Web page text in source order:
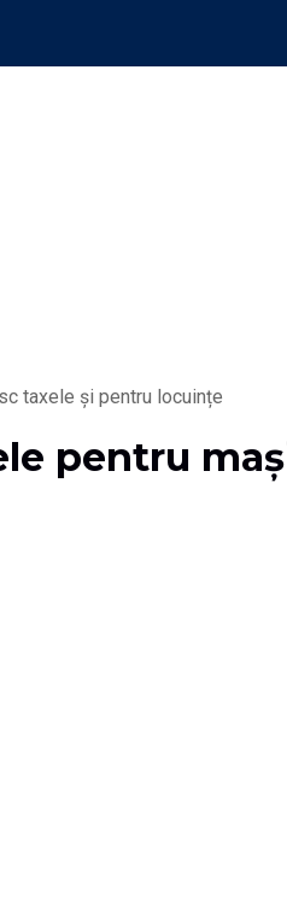
taxele și pentru locuințe
pentru